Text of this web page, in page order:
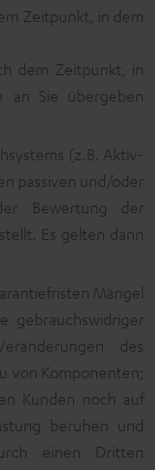
Zeitpunkt, in dem
dem Zeitpunkt, in
an Sie übergeben
(z.B. Aktiv-
passiven und/oder
Bewertung der
Es gelten dann
Mängel
gebrauchswidriger
des
von Komponenten;
Kunden noch auf
beruhen und
einen Dritten